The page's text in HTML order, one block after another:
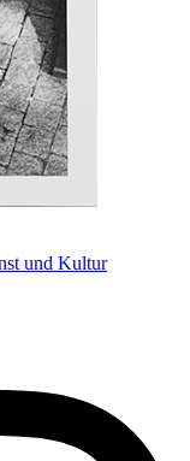
und Kultur